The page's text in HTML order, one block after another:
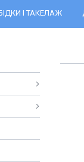
І ТАКЕЛАЖ